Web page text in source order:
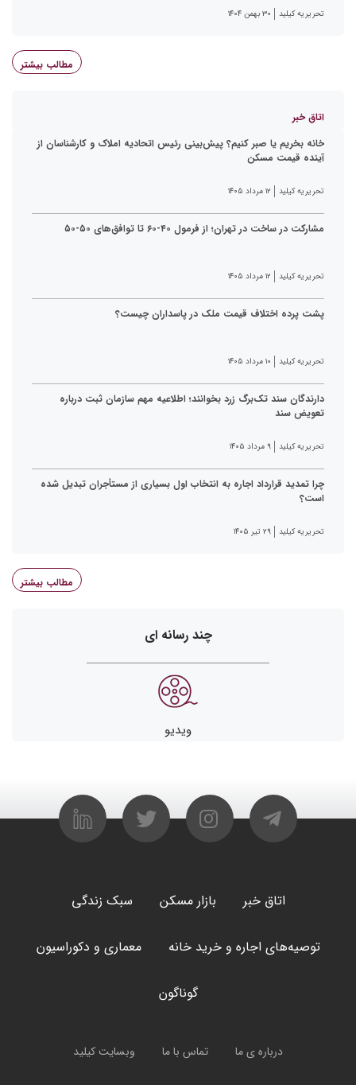
تحریریه کیلید ۳۰ بهمن ۱۴۰۴
مطالب بیشتر
اتاق خبر
خانه بخریم یا صبر کنیم؟ پیش‌بینی رئیس اتحادیه املاک و کارشناسان از
آینده قیمت مسکن
تحریریه کیلید ۱۲ مرداد ۱۴۰۵
مشارکت در ساخت در تهران؛ از فرمول ۴۰-۶۰ تا توافق‌های ۵۰-۵۰
تحریریه کیلید ۱۲ مرداد ۱۴۰۵
پشت پرده اختلاف قیمت ملک در پاسداران چیست؟
تحریریه کیلید ۱۰ مرداد ۱۴۰۵
دارندگان سند تک‌برگ زرد بخوانند؛ اطلاعیه مهم سازمان ثبت درباره
تعویض سند
تحریریه کیلید ۹ مرداد ۱۴۰۵
چرا تمدید قرارداد اجاره به انتخاب اول بسیاری از مستأجران تبدیل شده
است؟
تحریریه کیلید ۲۹ تیر ۱۴۰۵
مطالب بیشتر
چند رسانه ای
ویدیو
اتاق خبر بازار مسکن سبک زندگی
توصیه‌های اجاره و خرید خانه معماری و دکوراسیون
گوناگون
درباره ی ما تماس با ما وبسایت کیلید